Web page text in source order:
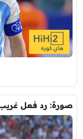
صورة: رد فعل